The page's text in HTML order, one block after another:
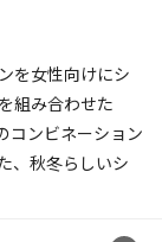
を女性向けにシ
組み合わせた
コンビネーション
、秋冬らしいシ